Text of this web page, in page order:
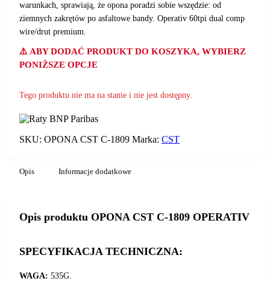
warunkach, sprawiają, że opona poradzi sobie wszędzie: od
ziemnych zakrętów po asfaltowe bandy. Operativ 60tpi dual comp
wire/drut premium.
⚠️ ABY DODAĆ PRODUKT DO KOSZYKA, WYBIERZ
PONIŻSZE OPCJE
Tego produktu nie ma na stanie i nie jest dostępny.
SKU: OPONA CST C-1809 Marka: CST
Opis Informacje dodatkowe
Opis produktu OPONA CST C-1809 OPERATIV
SPECYFIKACJA TECHNICZNA:
WAGA: 535G.